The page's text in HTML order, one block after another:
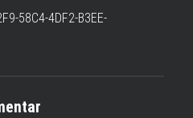
58C4-4DF2-B3EE-